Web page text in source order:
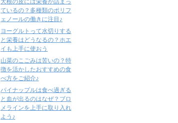
大根の皮には栄養が詰まっ
ているの？多種類のポリフ
ェノールの働きに注目♪
ヨーグルトって水切りする
と栄養はどうなるの？ホエ
イも上手に使おう
山菜のこごみは苦いの？特
徴を活かしたおすすめの食
べ方をご紹介♪
パイナップルは食べ過ぎる
と血が出るのはなぜ？ブロ
メラインを上手に取り入れ
よう♪